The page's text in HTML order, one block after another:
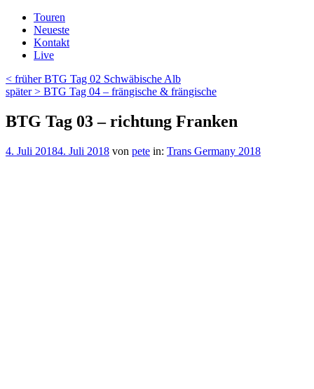
Zum
Inhalt
springen
Touren
Neueste
Kontakt
Live
Beitragsnavigation
Vorheriger
Beitrag
< früher BTG Tag 02 Schwäbische Alb
Nächster
später > BTG Tag 04 – frängische & frängische
BTG Tag 03 – richtung Franken
Veröffentlicht
4. Juli 20184. Juli 2018 von pete in: Trans Germany 2018